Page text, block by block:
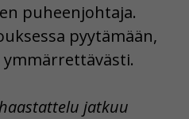
puheenjohtaja.
pyytämään,
jatkuu